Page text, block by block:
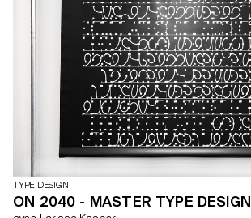
TYPE DESIGN
ON 2040 - MASTER TYPE DESIGN